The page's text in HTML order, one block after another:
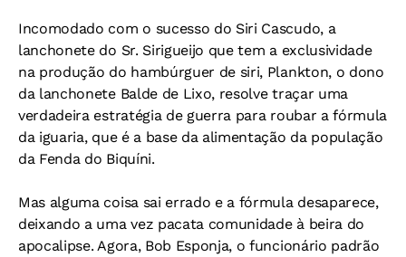
Incomodado com o sucesso do Siri Cascudo, a
lanchonete do Sr. Sirigueijo que tem a exclusividade
na produção do hambúrguer de siri, Plankton, o dono
da lanchonete Balde de Lixo, resolve traçar uma
verdadeira estratégia de guerra para roubar a fórmula
da iguaria, que é a base da alimentação da população
da Fenda do Biquíni.
Mas alguma coisa sai errado e a fórmula desaparece,
deixando a uma vez pacata comunidade à beira do
apocalipse. Agora, Bob Esponja, o funcionário padrão